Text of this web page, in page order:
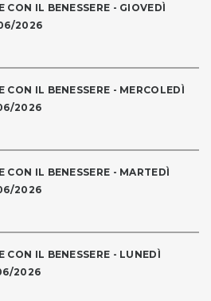
CON IL BENESSERE - GIOVEDÌ
2026
CON IL BENESSERE - MERCOLEDÌ
2026
CON IL BENESSERE - MARTEDÌ
2026
CON IL BENESSERE - LUNEDÌ
2026